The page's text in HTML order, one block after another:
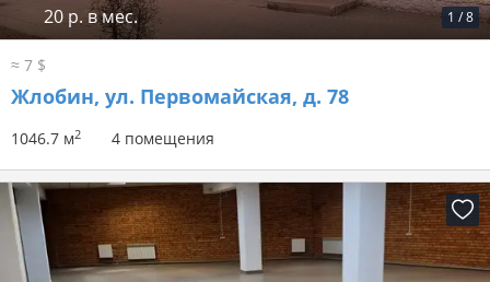
1 /8
20 р. в мес.
≈ 7 $
Жлобин, ул. Первомайская, д. 78
1046.7 м2 4 помещения